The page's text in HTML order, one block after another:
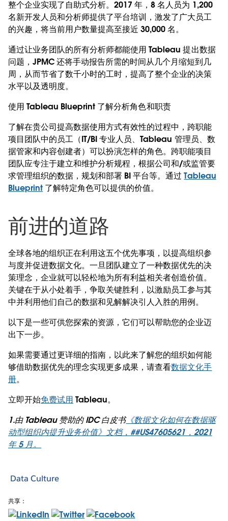
整个企业实现了自助式分析。2017 年，8 名人员为 1,200
名新开发人员和分析师提供了平台培训，激发了广大员工
的兴趣，将当前用户数量提高至接近 30,000 名。
通过让业务团队的所有分析师都能使用 Tableau 提出数据
问题，JPMC 还将手动报告所需的时间从几个月缩短到几
周，从而节省了数千小时的工时，提高了整个企业的决策
水平以及透明度。
使用 Tableau Blueprint 了解分析角色和职责
了解在贵公司提高数据使用方式有效性的过程中，跨职能
项目团队中的员工（IT/BI 专业人员、Tableau 管理员、数
据管家和内容创建者）可以扮演怎样的角色。跨职能项目
团队应专注于建立和维护分析规程，根据公司和/或监管要
求管理组织的数据，规划和部署 BI 平台等。通过Tableau
Blueprint 了解特定角色可以提供的价值。
前进的道路
全球各地的组织正在利用这五个优先事项，以提高组织参
与度并促进数据文化。一旦团队建立了一种数据优先的决
策理念，企业就可以轻松地为所有利益相关者创造价值。
关键在于从小处着手，争取关键胜利，以激励员工参与其
中并利用他们自己的数据和见解解决引人入胜的用例。
以下是一些可供您探索的资源，它们可以帮助您的企业迈
出下一步。
如果需要通过更详细的指南，以此来了解您的组织如何能
够借助数据优先的理念实现更多成果，请查看数据文化手
册。
立即开始免费试用 Tableau。
1.由 Tableau 赞助的 IDC 白皮书《数据文化如何在数据驱
动型组织内提升业务价值》文档，##US47605621，2021
年 5 月。
Data Culture
共享：